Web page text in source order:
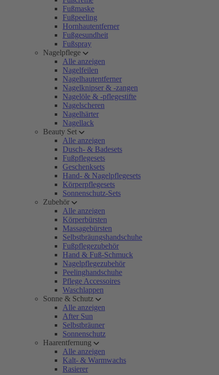
Fußmaske
Fußpeeling
Hornhautentferner
Fußgesundheit
Fußspray
Nagelpflege
Alle anzeigen
Nagelfeilen
Nagelhautentferner
Nagelknipser & -zangen
Nagelöle & -pflegestifte
Nagelscheren
Nagelhärter
Nagellack
Beauty Set
Alle anzeigen
Dusch- & Badesets
Fußpflegesets
Geschenksets
Hand- & Nagelpflegesets
Körperpflegesets
Sonnenschutz-Sets
Zubehör
Alle anzeigen
Körperbürsten
Massagebürsten
Selbstbräungshandschuhe
Fußpflegezubehör
Hand & Fuß-Schmuck
Nagelpflegezubehör
Peelinghandschuhe
Pflege Accessoires
Waschlappen
Sonne & Schutz
Alle anzeigen
After Sun
Selbstbräuner
Sonnenschutz
Haarentfernung
Alle anzeigen
Kalt- & Warmwachs
Rasierer